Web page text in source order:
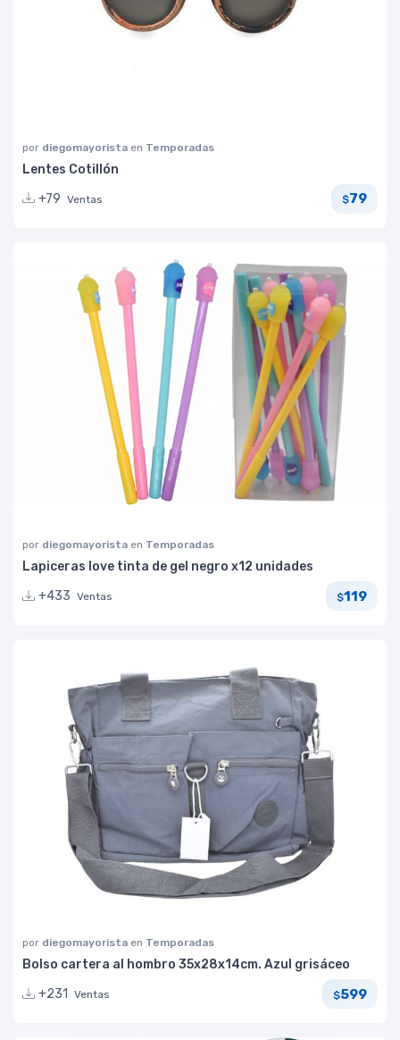
por diegomayorista en Temporadas
Lentes Cotillón
+79 Ventas $79
por diegomayorista en Temporadas
Lapiceras love tinta de gel negro x12 unidades
+433 Ventas $119
por diegomayorista en Temporadas
Bolso cartera al hombro 35x28x14cm. Azul grisáceo
+231
Ventas $599